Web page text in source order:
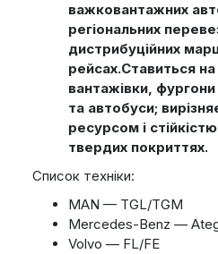
важковантажних
регіональних
дистрибуційних
рейсах.Ставиться на
вантажівки,
та автобуси;
ресурсом і
твердих покриттях.
Список техніки:
MAN — TGL/TGM
Mercedes-Benz —
Volvo — FL/FE